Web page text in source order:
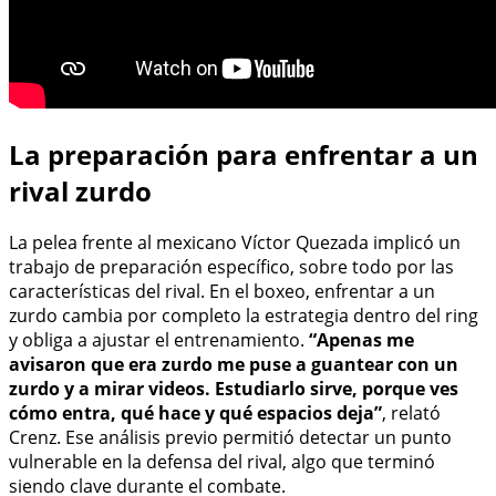
La preparación para enfrentar a un
rival zurdo
La pelea frente al mexicano Víctor Quezada implicó un
trabajo de preparación específico, sobre todo por las
características del rival. En el boxeo, enfrentar a un
zurdo cambia por completo la estrategia dentro del ring
y obliga a ajustar el entrenamiento. “Apenas me
avisaron que era zurdo me puse a guantear con un
zurdo y a mirar videos. Estudiarlo sirve, porque ves
cómo entra, qué hace y qué espacios deja”, relató
Crenz. Ese análisis previo permitió detectar un punto
vulnerable en la defensa del rival, algo que terminó
siendo clave durante el combate.